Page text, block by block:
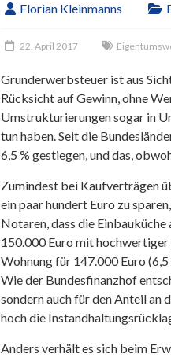
Florian Kleinmanns
22. April 2017
Grunderwerbsteuer ist aus
Rücksicht auf Gewinn, ohne
Umstrukturierungen sogar in
tun haben. Seit die
6,5 % gestiegen, und das,
Zumindest bei Kaufverträgen
ein paar hundert Euro zu
Notaren, dass die
150.000 Euro mit hochwertiger
Wohnung für 147.000 Euro
Wie der Bundesfinanzhof
sondern auch für den Anteil an
hoch die
Anders verhält es sich beim